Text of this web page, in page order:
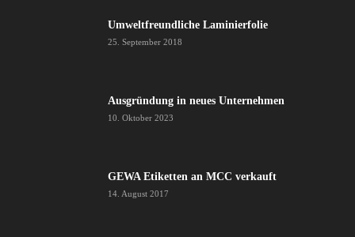
Umweltfreundliche Laminierfolie
25. September 2018
Ausgründung in neues Unternehmen
10. Oktober 2023
GEWA Etiketten an MCC verkauft
14. August 2017